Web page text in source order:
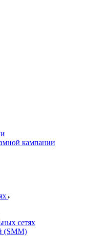
кампании
сетях
(SMM)